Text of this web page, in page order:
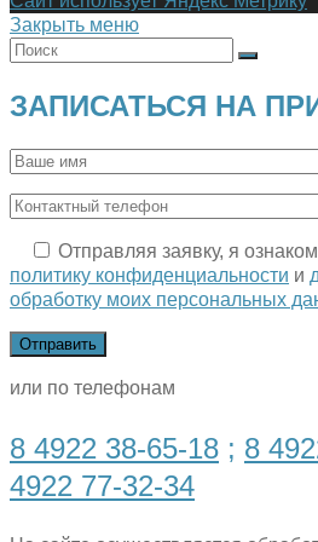
Закрыть меню
ЗАПИСАТЬСЯ НА
Отправляя заявку, я
политику конфиденциальности и
обработку моих персональных
или по телефонам
8 4922 38-65-18 ; 8
4922 77-32-34